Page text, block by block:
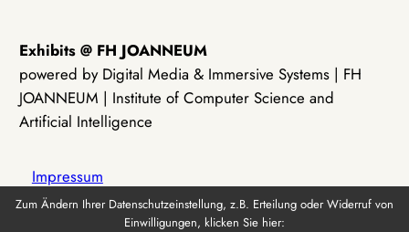
Exhibits @ FH JOANNEUM
powered by Digital Media & Immersive Systems | FH
JOANNEUM | Institute of Computer Science and
Artificial Intelligence
Impressum
Zum Ändern Ihrer Datenschutzeinstellung, z.B. Erteilung oder Widerruf von
Einwilligungen, klicken Sie hier: